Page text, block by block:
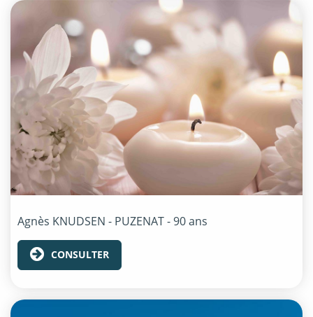
Agnès KNUDSEN - PUZENAT- 90 ans
CONSULTER